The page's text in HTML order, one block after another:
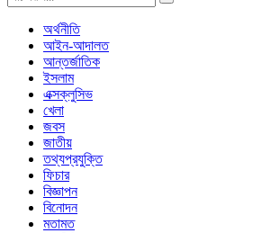
অর্থনীতি
আইন-আদালত
আন্তর্জাতিক
ইসলাম
এক্সক্লুসিভ
খেলা
জবস
জাতীয়
তথ্যপ্রযুক্তি
ফিচার
বিজ্ঞাপন
বিনোদন
মতামত